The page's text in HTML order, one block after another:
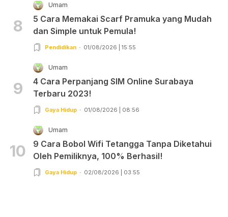
8
Umam
5 Cara Memakai Scarf Pramuka yang Mudah
dan Simple untuk Pemula!
Pendidikan 01/08/2026 | 15:55
9
Umam
4 Cara Perpanjang SIM Online Surabaya
Terbaru 2023!
Gaya Hidup 01/08/2026 | 08:56
10
Umam
9 Cara Bobol Wifi Tetangga Tanpa Diketahui
Oleh Pemiliknya, 100% Berhasil!
Gaya Hidup 02/08/2026 | 03:55